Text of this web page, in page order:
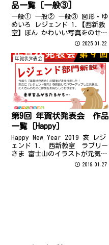
品一覧［一般③]
一般① 一般② 一般③ 図形・ゆ
めいろ レジェンド 1.【西新教
室】ぼん かわいい写真をのせら
れて良かったです。はがきいっ
ミング、画像】 2.【西新教室】
んるる 身近に撮りためていた花
の写真を巳の形に合わせて作
り...
2025.01.22
年賀状発表会
第9回 年賀状発表会 作品
一覧［Happy］
Happy New Year 2019 亥 レジ
ェンド 1. 西新教室 ラブリー
さま 富士山のイラストが元気に
なる感じがして気に入ったの
2019.01.27